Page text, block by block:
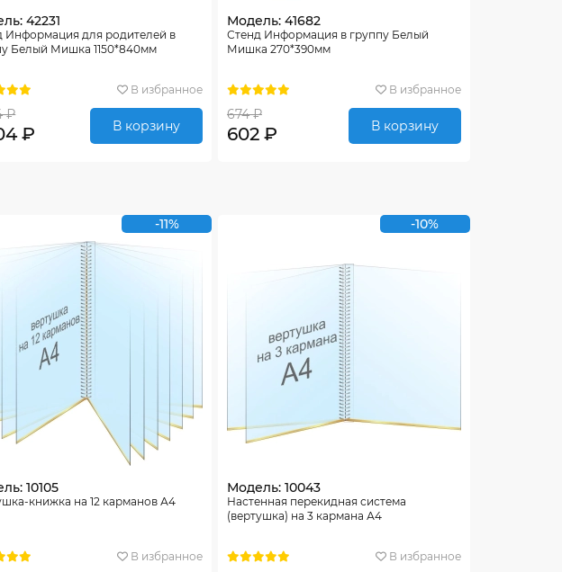
42231
Информация для родителей в
Белый Мишка 1150*840мм
В избранное
₽
₽ В корзину
Модель: 41682
Стенд Информация в группу Белый
Мишка 270*390мм
В избранное
674 ₽
602 ₽ В корзину
-11%
10105
книжка на 12 карманов А4
В избранное
-10%
Модель: 10043
Настенная перекидная система
(вертушка) на 3 кармана А4
В избранное